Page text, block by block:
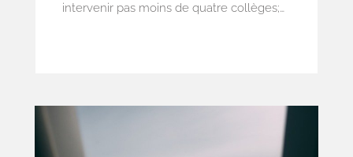
intervenir pas moins de quatre collèges;